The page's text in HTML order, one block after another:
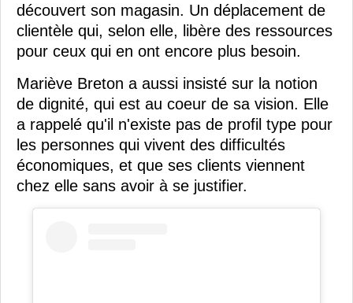
découvert son magasin. Un déplacement de
clientèle qui, selon elle, libère des ressources
pour ceux qui en ont encore plus besoin.
Mariève Breton a aussi insisté sur la notion
de dignité, qui est au coeur de sa vision. Elle
a rappelé qu'il n'existe pas de profil type pour
les personnes qui vivent des difficultés
économiques, et que ses clients viennent
chez elle sans avoir à se justifier.